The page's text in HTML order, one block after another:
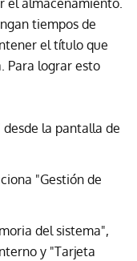
el almacenamiento.
tiempos de
el título que
Para lograr esto
la pantalla de
"Gestión de
del sistema",
y "Tarjeta